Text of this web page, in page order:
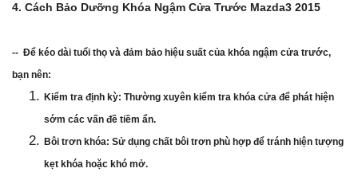
4. Cách Bảo Dưỡng Khóa Ngậm Cửa Trước Mazda3 2015
-- Để kéo dài tuổi thọ và đảm bảo hiệu suất của khóa ngậm cửa trước,
bạn nên:
Kiểm tra định kỳ: Thường xuyên kiểm tra khóa cửa để phát hiện
sớm các vấn đề tiềm ẩn.
Bôi trơn khóa: Sử dụng chất bôi trơn phù hợp để tránh hiện tượng
kẹt khóa hoặc khó mở.